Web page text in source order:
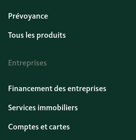
Prévoyance
Tous les produits
Entreprises
Financement des entreprises
Services immobiliers
Comptes et cartes